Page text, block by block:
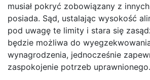
musiał pokryć zobowiązany z
posiada. Sąd, ustalając wysokość
pod uwagę te limity i stara się
będzie możliwa do
wynagrodzenia, jednocześnie
zaspokojenie potrzeb uprawnionego.